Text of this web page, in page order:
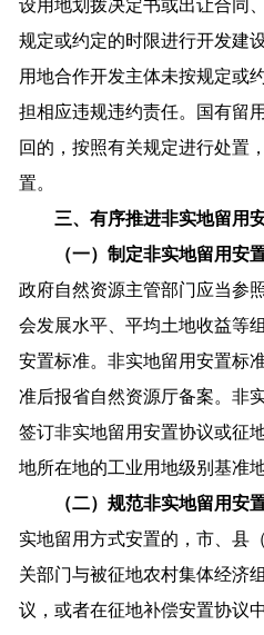
设用地划拨决定书或出让合同
规定或约定的时限进行开发建
用地合作开发主体未按规定或
担相应违规违约责任。国有留
回的，按照有关规定进行处置
置。
三、有序推进非实地留用
（一）制定非实地留用安
政府自然资源主管部门应当参
会发展水平、平均土地收益等
安置标准。非实地留用安置标
准后报省自然资源厅备案。非
签订非实地留用安置协议或征
地所在地的工业用地级别基准地
（二）规范非实地留用安
实地留用方式安置的，市、县
关部门与被征地农村集体经济
议，或者在征地补偿安置协议